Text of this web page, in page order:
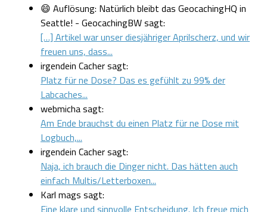
😄 Auflösung: Natürlich bleibt das GeocachingHQ in
Seattle! - GeocachingBW sagt:
[…] Artikel war unser diesjähriger Aprilscherz, und wir
freuen uns, dass...
irgendein Cacher sagt:
Platz für ne Dose? Das es gefühlt zu 99% der
Labcaches...
webmicha sagt:
Am Ende brauchst du einen Platz für ne Dose mit
Logbuch,...
irgendein Cacher sagt:
Naja, ich brauch die Dinger nicht. Das hätten auch
einfach Multis/Letterboxen...
Karl mags sagt:
Eine klare und sinnvolle Entscheidung. Ich freue mich